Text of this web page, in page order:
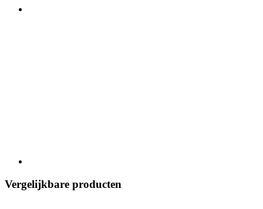
Vergelijkbare producten